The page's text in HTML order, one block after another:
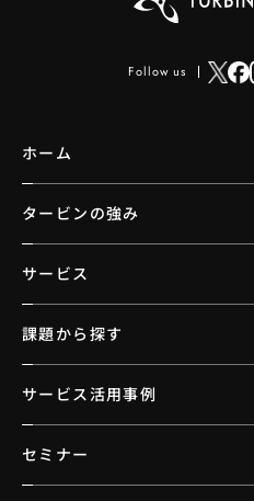
Follow us
ホーム
タービンの強み
サービス
課題から探す
サービス活用事例
セミナー